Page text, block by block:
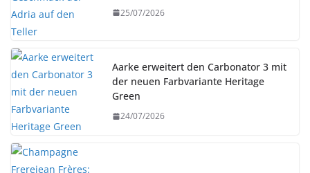
25/07/2026
Aarke erweitert den Carbonator 3 mit
der neuen Farbvariante Heritage
Green
24/07/2026